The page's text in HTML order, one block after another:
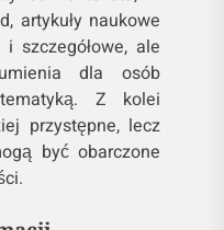
artykuły naukowe
szczegółowe, ale
dla osób
Z kolei
przystępne, lecz
być obarczone